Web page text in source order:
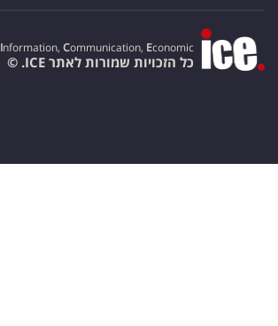
Information, Communication, Economic
כל הזכויות שמורות לאתר ICE. ©